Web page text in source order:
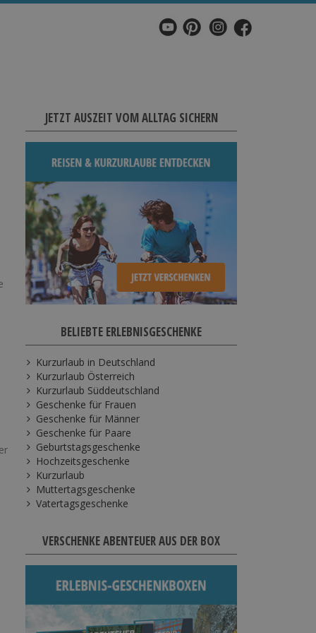
JETZT AUSZEIT VOM ALLTAG SICHERN
BELIEBTE ERLEBNISGESCHENKE
Kurzurlaub in Deutschland
Kurzurlaub Österreich
Kurzurlaub Süddeutschland
Geschenke für Frauen
Geschenke für Männer
Geschenke für Paare
Geburtstagsgeschenke
Hochzeitsgeschenke
Kurzurlaub
Muttertagsgeschenke
Vatertagsgeschenke
VERSCHENKE ABENTEUER AUS DER BOX